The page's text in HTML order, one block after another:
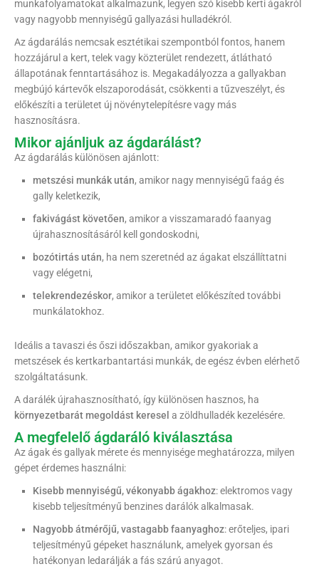
munkafolyamatokat alkalmazunk, legyen szó kisebb kerti ágakról
vagy nagyobb mennyiségű gallyazási hulladékról.
Az ágdarálás nemcsak esztétikai szempontból fontos, hanem
hozzájárul a kert, telek vagy közterület rendezett, átlátható
állapotának fenntartásához is. Megakadályozza a gallyakban
megbújó kártevők elszaporodását, csökkenti a tűzveszélyt, és
előkészíti a területet új növénytelepítésre vagy más
hasznosításra.
Mikor ajánljuk az ágdarálást?
Az ágdarálás különösen ajánlott:
metszési munkák után, amikor nagy mennyiségű faág és
gally keletkezik,
fakivágást követően, amikor a visszamaradó faanyag
újrahasznosításáról kell gondoskodni,
bozótirtás után, ha nem szeretnéd az ágakat elszállíttatni
vagy elégetni,
telekrendezéskor, amikor a területet előkészíted további
munkálatokhoz.
Ideális a tavaszi és őszi időszakban, amikor gyakoriak a
metszések és kertkarbantartási munkák, de egész évben elérhető
szolgáltatásunk.
A darálék újrahasznosítható, így különösen hasznos, ha
környezetbarát megoldást keresel a zöldhulladék kezelésére.
A megfelelő ágdaráló kiválasztása
Az ágak és gallyak mérete és mennyisége meghatározza, milyen
gépet érdemes használni:
Kisebb mennyiségű, vékonyabb ágakhoz: elektromos vagy
kisebb teljesítményű benzines darálók alkalmasak.
Nagyobb átmérőjű, vastagabb faanyaghoz: erőteljes, ipari
teljesítményű gépeket használunk, amelyek gyorsan és
hatékonyan ledarálják a fás szárú anyagot.